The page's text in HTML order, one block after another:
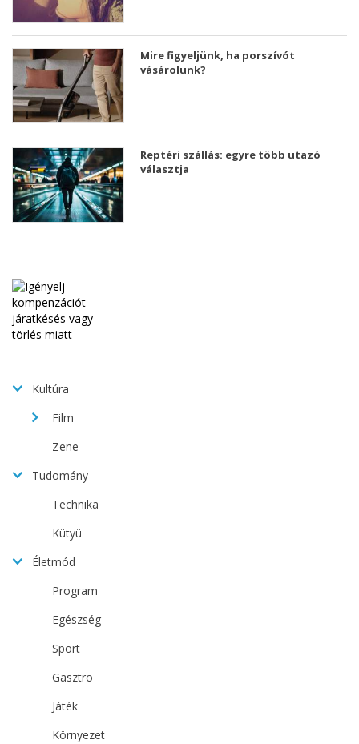
Mire figyeljünk, ha porszívót
vásárolunk?
Reptéri szállás: egyre több utazó
választja
Kultúra
Film
Zene
Tudomány
Technika
Kütyü
Életmód
Program
Egészség
Sport
Gasztro
Játék
Környezet